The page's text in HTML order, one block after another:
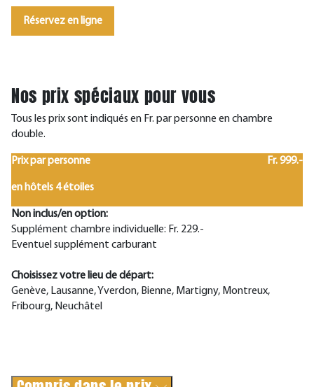
Réservez en ligne
Nos prix spéciaux pour vous
Tous les prix sont indiqués en Fr. par personne en chambre
double.
Prix par personne Fr. 999.-
en hôtels 4 étoiles
Non inclus/en option:
Supplément chambre individuelle: Fr. 229.-
Eventuel supplément carburant
Choisissez votre lieu de départ:
Genève, Lausanne, Yverdon, Bienne, Martigny, Montreux,
Fribourg, Neuchâtel